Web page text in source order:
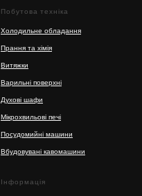
Побутова техніка
Холодильне обладання
Прання та хімія
Витяжки
Варильні поверхні
Духові шафи
Мікрохвильові печі
Посудомийні машини
Вбудовувані кавомашини
Інформація